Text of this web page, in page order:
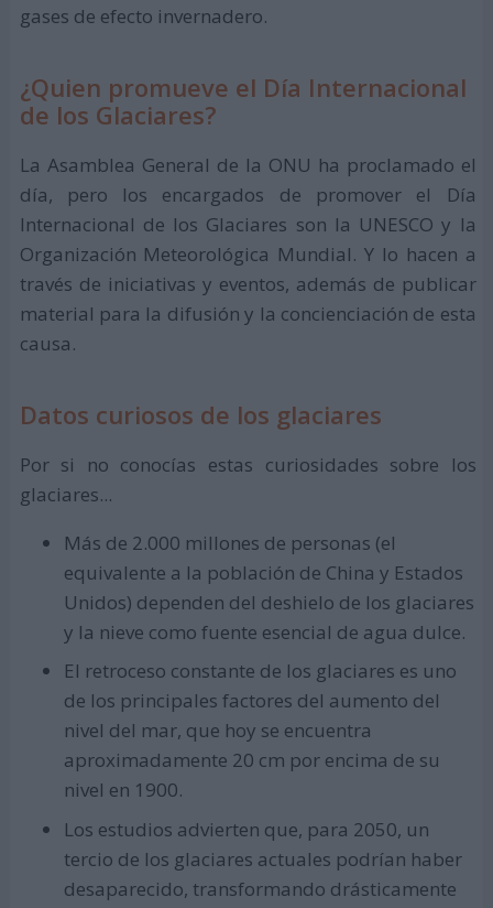
gases de efecto invernadero.
¿Quien promueve el Día Internacional
de los Glaciares?
La Asamblea General de la ONU ha proclamado el
día, pero los encargados de promover el Día
Internacional de los Glaciares son la UNESCO y la
Organización Meteorológica Mundial. Y lo hacen a
través de iniciativas y eventos, además de publicar
material para la difusión y la concienciación de esta
causa.
Datos curiosos de los glaciares
Por si no conocías estas curiosidades sobre los
glaciares...
Más de 2.000 millones de personas (el
equivalente a la población de China y Estados
Unidos) dependen del deshielo de los glaciares
y la nieve como fuente esencial de agua dulce.
El retroceso constante de los glaciares es uno
de los principales factores del aumento del
nivel del mar, que hoy se encuentra
aproximadamente 20 cm por encima de su
nivel en 1900.
Los estudios advierten que, para 2050, un
tercio de los glaciares actuales podrían haber
desaparecido, transformando drásticamente